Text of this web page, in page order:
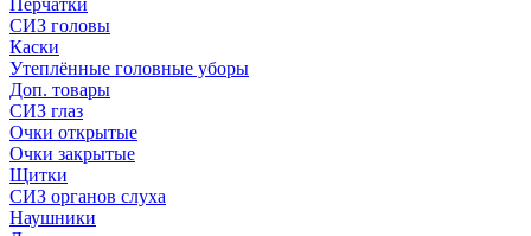
Перчатки
СИЗ головы
Каски
Утеплённые головные уборы
Доп. товары
СИЗ глаз
Очки открытые
Очки закрытые
Щитки
СИЗ органов слуха
Наушники